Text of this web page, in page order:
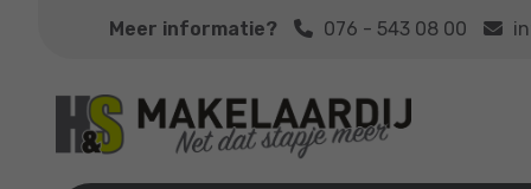
Meer informatie? 076 - 543 08 00